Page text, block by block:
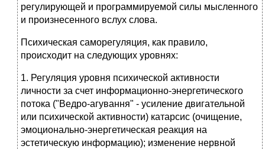
регулирующей и программируемой силы мысленного
и произнесенного вслух слова.
Психическая саморегуляция, как правило,
происходит на следующих уровнях:
1. Регуляция уровня психической активности
личности за счет информационно-энергетического
потока ("Ведро-агування" - усиление двигательной
или психической активности) катарсис (очищение,
эмоционально-энергетическая реакция на
эстетическую информацию); изменение нервной